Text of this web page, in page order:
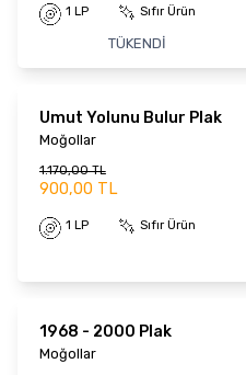
1 LP Sıfır Ürün
TÜKENDİ
Umut Yolunu Bulur Plak
Moğollar
1.170,00 TL
900,00 TL
1 LP Sıfır Ürün
1968 - 2000 Plak
Moğollar